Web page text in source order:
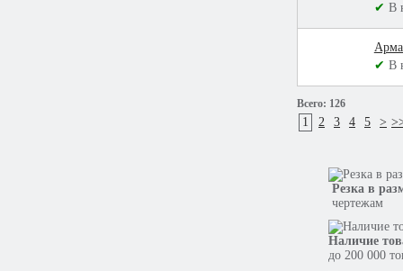
✔ В
✔ В
Всего: 126
1 2 3 4 5 >
Резка в
чертежам
Наличие
до 200 000